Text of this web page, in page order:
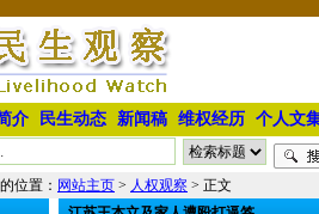
介 民生动态 新闻稿 维权经历 个人文
位置： 网站主页 > 人权观察 > 正文